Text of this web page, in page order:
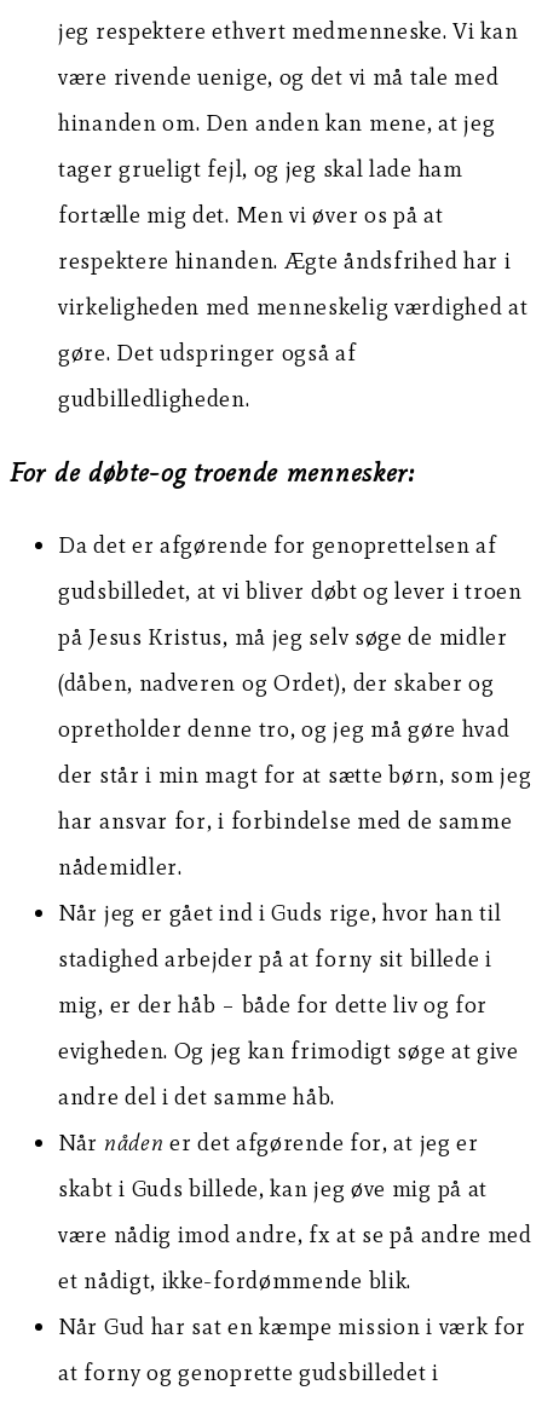
jeg respektere ethvert medmenneske. Vi kan
være rivende uenige, og det vi må tale med
hinanden om. Den anden kan mene, at jeg
tager grueligt fejl, og jeg skal lade ham
fortælle mig det. Men vi øver os på at
respektere hinanden. Ægte åndsfrihed har i
virkeligheden med menneskelig værdighed at
gøre. Det udspringer også af
gudbilledligheden.
For de døbte-og troende mennesker:
Da det er afgørende for genoprettelsen af
gudsbilledet, at vi bliver døbt og lever i troen
på Jesus Kristus, må jeg selv søge de midler
(dåben, nadveren og Ordet), der skaber og
opretholder denne tro, og jeg må gøre hvad
der står i min magt for at sætte børn, som jeg
har ansvar for, i forbindelse med de samme
nådemidler.
Når jeg er gået ind i Guds rige, hvor han til
stadighed arbejder på at forny sit billede i
mig, er der håb – både for dette liv og for
evigheden. Og jeg kan frimodigt søge at give
andre del i det samme håb.
Når nåden er det afgørende for, at jeg er
skabt i Guds billede, kan jeg øve mig på at
være nådig imod andre, fx at se på andre med
et nådigt, ikke-fordømmende blik.
Når Gud har sat en kæmpe mission i værk for
at forny og genoprette gudsbilledet i